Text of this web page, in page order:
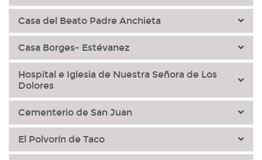
Casa del Beato Padre Anchieta
Casa Borges- Estévanez
Hospital e Iglesia de Nuestra Señora de Los
Dolores
Cementerio de San Juan
El Polvorín de Taco